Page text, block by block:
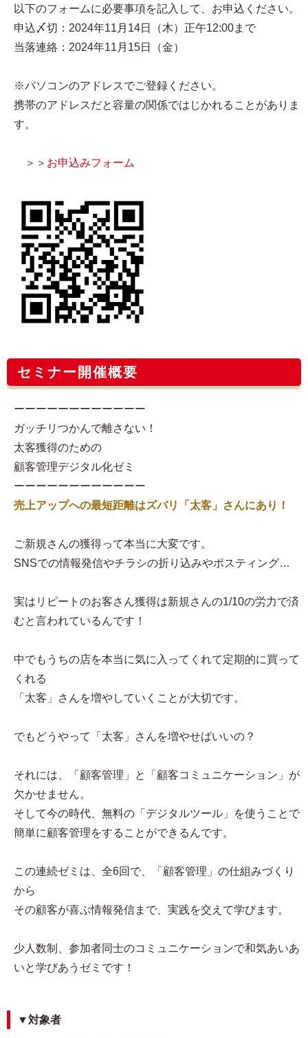
以下のフォームに必要事項を記入して、お申込ください。
申込〆切：2024年11月14日（木）正午12:00まで
当落連絡：2024年11月15日（金）
※パソコンのアドレスでご登録ください。
携帯のアドレスだと容量の関係ではじかれることがありま
す。
＞＞ お申込みフォーム
セミナー開催概要
ーーーーーーーーーーーー
ガッチリつかんで離さない！
太客獲得のための
顧客管理デジタル化ゼミ
ーーーーーーーーーーーー
売上アップへの最短距離はズバリ「太客」さんにあり！
ご新規さんの獲得って本当に大変です。
SNSでの情報発信やチラシの折り込みやポスティング…
実はリピートのお客さん獲得は新規さんの1/10の労力で済
むと言われているんです！
中でもうちの店を本当に気に入ってくれて定期的に買って
くれる
「太客」さんを増やしていくことが大切です。
でもどうやって「太客」さんを増やせばいいの？
それには、「顧客管理」と「顧客コミュニケーション」が
欠かせません。
そして今の時代、無料の「デジタルツール」を使うことで
簡単に顧客管理をすることができるんです。
この連続ゼミは、全6回で、「顧客管理」の仕組みづくり
から
その顧客が喜ぶ情報発信まで、実践を交えて学びます。
少人数制、参加者同士のコミュニケーションで和気あいあ
いと学びあうゼミです！
▼対象者